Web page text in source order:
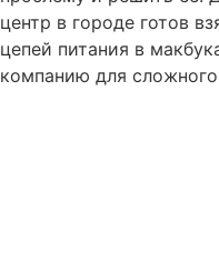
центр в городе готов
цепей питания в
компанию для